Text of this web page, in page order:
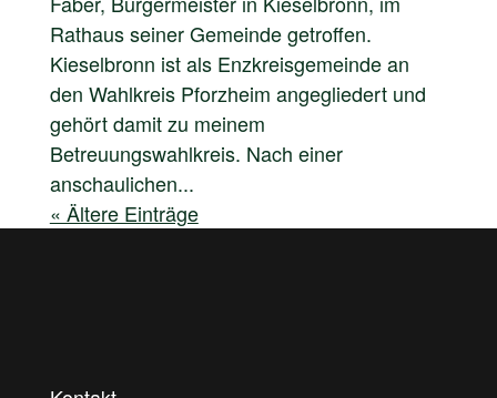
Rathaus seiner Gemeinde getroffen.
Kieselbronn ist als Enzkreisgemeinde an
den Wahlkreis Pforzheim angegliedert und
gehört damit zu meinem
Betreuungswahlkreis. Nach einer
anschaulichen...
« Ältere Einträge